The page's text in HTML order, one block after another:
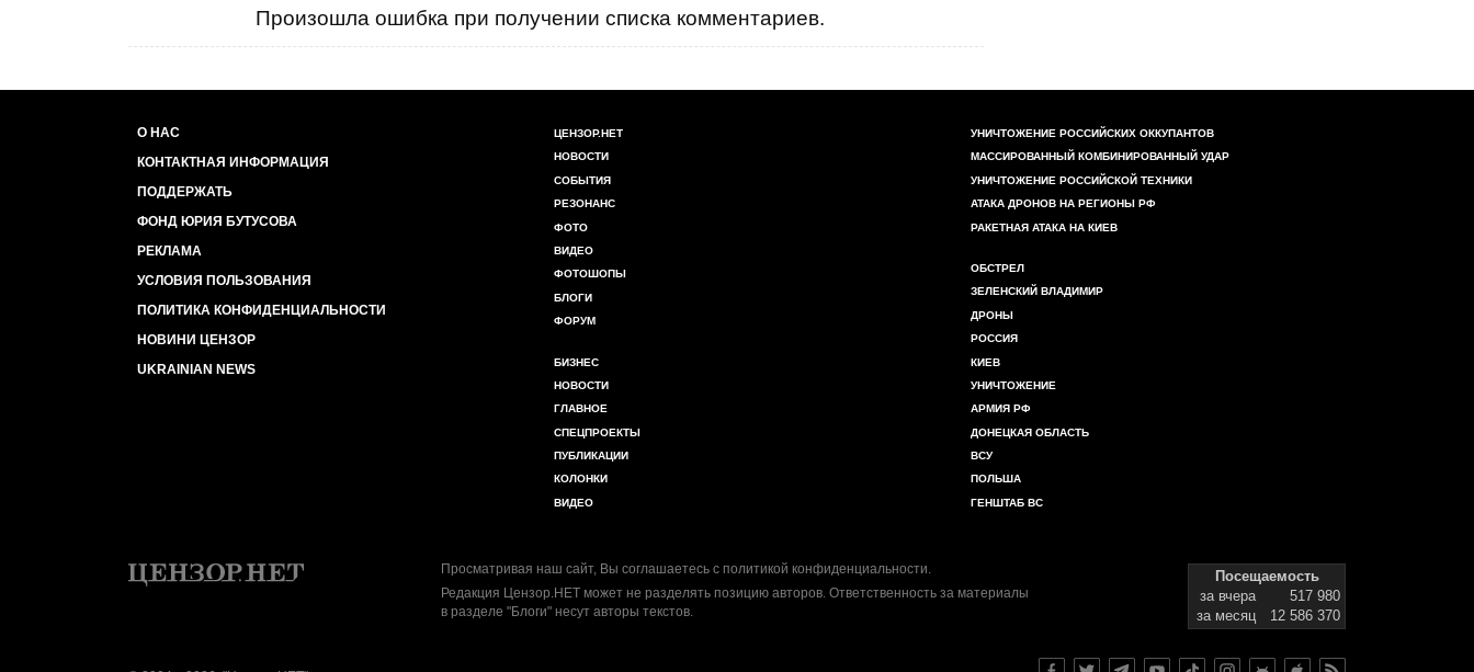
Произошла ошибка при получении списка комментариев.
О НАС
КОНТАКТНАЯ ИНФОРМАЦИЯ
ПОДДЕРЖАТЬ
ФОНД ЮРИЯ БУТУСОВА
РЕКЛАМА
УСЛОВИЯ ПОЛЬЗОВАНИЯ
ПОЛИТИКА КОНФИДЕНЦИАЛЬНОСТИ
НОВИНИ ЦЕНЗОР
UKRAINIAN NEWS
ЦЕНЗОР.НЕТ
НОВОСТИ
СОБЫТИЯ
РЕЗОНАНС
ФОТО
ВИДЕО
ФОТОШОПЫ
БЛОГИ
ФОРУМ
БИЗНЕС
НОВОСТИ
ГЛАВНОЕ
СПЕЦПРОЕКТЫ
ПУБЛИКАЦИИ
КОЛОНКИ
ВИДЕО
УНИЧТОЖЕНИЕ РОССИЙСКИХ ОККУПАНТОВ
МАССИРОВАННЫЙ КОМБИНИРОВАННЫЙ УДАР
УНИЧТОЖЕНИЕ РОССИЙСКОЙ ТЕХНИКИ
АТАКА ДРОНОВ НА РЕГИОНЫ РФ
РАКЕТНАЯ АТАКА НА КИЕВ
ОБСТРЕЛ
ЗЕЛЕНСКИЙ ВЛАДИМИР
ДРОНЫ
РОССИЯ
КИЕВ
УНИЧТОЖЕНИЕ
АРМИЯ РФ
ДОНЕЦКАЯ ОБЛАСТЬ
ВСУ
ПОЛЬША
ГЕНШТАБ ВС
Просматривая наш сайт, Вы соглашаетесь с политикой конфиденциальности.
Редакция Цензор.НЕТ может не разделять позицию авторов. Ответственность за материалы
в разделе "Блоги" несут авторы текстов.
Посещаемость
за вчера
517 980
за месяц
12 586 370